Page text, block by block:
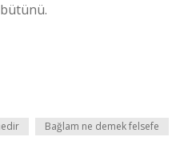
Bağlam ne demek felsefe